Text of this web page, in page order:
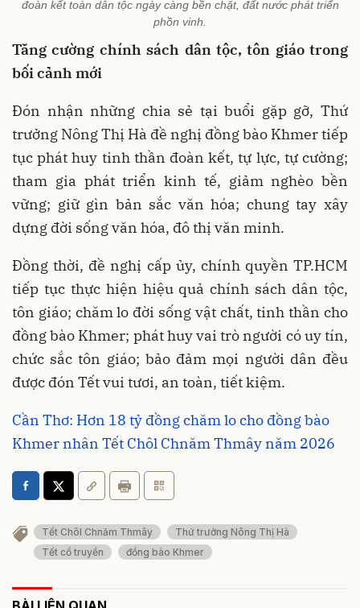
đoàn kết toàn dân tộc ngày càng bền chặt, đất nước phát triển
phồn vinh.
Tăng cường chính sách dân tộc, tôn giáo trong
bối cảnh mới
Đón nhận những chia sẻ tại buổi gặp gỡ, Thứ
trưởng Nông Thị Hà đề nghị đồng bào Khmer tiếp
tục phát huy tinh thần đoàn kết, tự lực, tự cường;
tham gia phát triển kinh tế, giảm nghèo bền
vững; giữ gìn bản sắc văn hóa; chung tay xây
dựng đời sống văn hóa, đô thị văn minh.
Đồng thời, đề nghị cấp ủy, chính quyền TP.HCM
tiếp tục thực hiện hiệu quả chính sách dân tộc,
tôn giáo; chăm lo đời sống vật chất, tinh thần cho
đồng bào Khmer; phát huy vai trò người có uy tín,
chức sắc tôn giáo; bảo đảm mọi người dân đều
được đón Tết vui tươi, an toàn, tiết kiệm.
Cần Thơ: Hơn 18 tỷ đồng chăm lo cho đồng bào
Khmer nhân Tết Chôl Chnăm Thmây năm 2026
Tết Chôl Chnăm Thmây
Thứ trưởng Nông Thị Hà
Tết cổ truyền
đồng bào Khmer